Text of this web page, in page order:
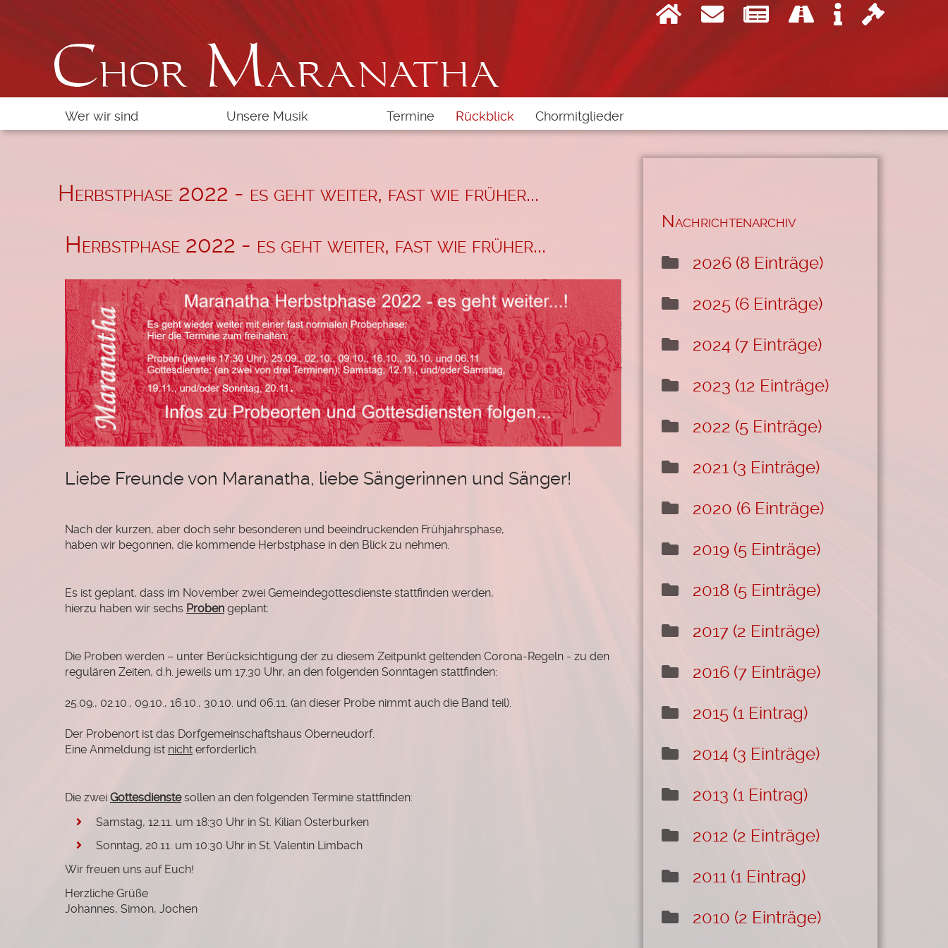
Navigation
überspringen
Wer wir sind Unsere Musik Termine Rückblick Chormitglieder
Herbstphase 2022 - es geht weiter, fast wie früher...
Herbstphase 2022 - es geht weiter, fast wie früher...
Liebe Freunde von Maranatha, liebe Sängerinnen und Sänger!
Nach der kurzen, aber doch sehr besonderen und beeindruckenden Frühjahrsphase,
haben wir begonnen, die kommende Herbstphase in den Blick zu nehmen.
Es ist geplant, dass im November zwei Gemeindegottesdienste stattfinden werden,
hierzu haben wir sechs Proben geplant:
Die Proben werden – unter Berücksichtigung der zu diesem Zeitpunkt geltenden Corona-Regeln - zu den
regulären Zeiten, d.h. jeweils um 17.30 Uhr, an den folgenden Sonntagen stattfinden:
25.09., 02.10., 09.10., 16.10., 30.10. und 06.11. (an dieser Probe nimmt auch die Band teil).
Der Probenort ist das Dorfgemeinschaftshaus Oberneudorf.
Eine Anmeldung ist nicht erforderlich.
Die zwei Gottesdienstesollen an den folgenden Termine stattfinden:
Samstag, 12.11. um 18:30 Uhr in St. Kilian Osterburken
Sonntag, 20.11. um 10:30 Uhr in St. Valentin Limbach
Wir freuen uns auf Euch!
Herzliche Grüße
Johannes, Simon, Jochen
Nachrichtenarchiv
2026 (8 Einträge)
2025 (6 Einträge)
2024 (7 Einträge)
2023 (12 Einträge)
2022 (5 Einträge)
2021 (3 Einträge)
2020 (6 Einträge)
2019 (5 Einträge)
2018 (5 Einträge)
2017 (2 Einträge)
2016 (7 Einträge)
2015 (1 Eintrag)
2014 (3 Einträge)
2013 (1 Eintrag)
2012 (2 Einträge)
2011 (1 Eintrag)
2010 (2 Einträge)